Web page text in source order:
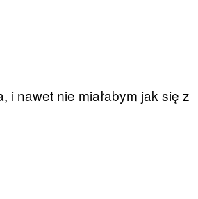
i nawet nie miałabym jak się z